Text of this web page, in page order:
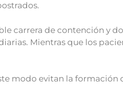
carrera de contención y
Mientras que los
modo evitan la formación